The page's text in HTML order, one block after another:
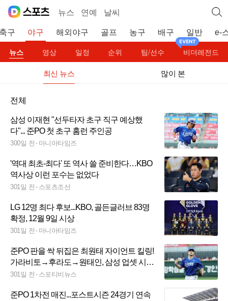
뉴스 연예 날씨
구 야구 해외야구 골프 농구 배구 일반 e-
뉴스 영상 일정 순위 팀/선수 비더레전드
최신 뉴스 많이 본
전체
삼성 이재현 "선두타자 초구 직구 예상했
다"... 준PO 첫 초구 홈런 주인공
300일 전 마니아타임즈
'역대 최초-최다' 또 역사 쓸 준비한다…KBO
역사상 이런 포수는 없었다
301일 전 스포츠조선
LG 12명 최다 후보...KBO, 골든글러브 83명
확정, 12월 9일 시상
301일 전 마니아타임즈
준PO 판을 싹 뒤집은 최원태 자이언트 킬링!
가라비토→후라도→원태인, 삼성 업셋 시나
리오 돌아간다
301일 전 스포티비뉴스
준PO 1차전 매진...포스트시즌 24경기 연속